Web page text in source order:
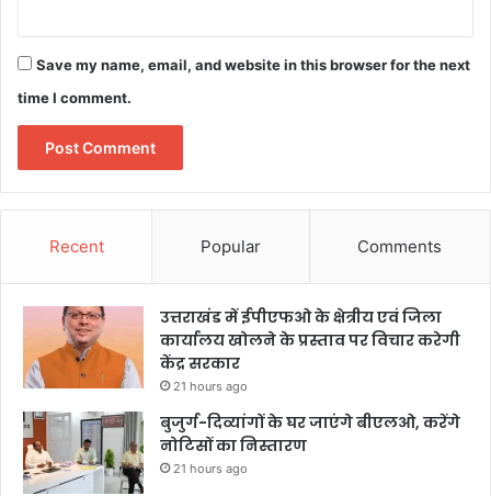
Save my name, email, and website in this browser for the next
time I comment.
Recent Popular Comments
उत्तराखंड में ईपीएफओ के क्षेत्रीय एवं जिला
कार्यालय खोलने के प्रस्ताव पर विचार करेगी
केंद्र सरकार
21 hours ago
बुजुर्ग-दिव्यांगों के घर जाएंगे बीएलओ, करेंगे
नोटिसों का निस्तारण
21 hours ago